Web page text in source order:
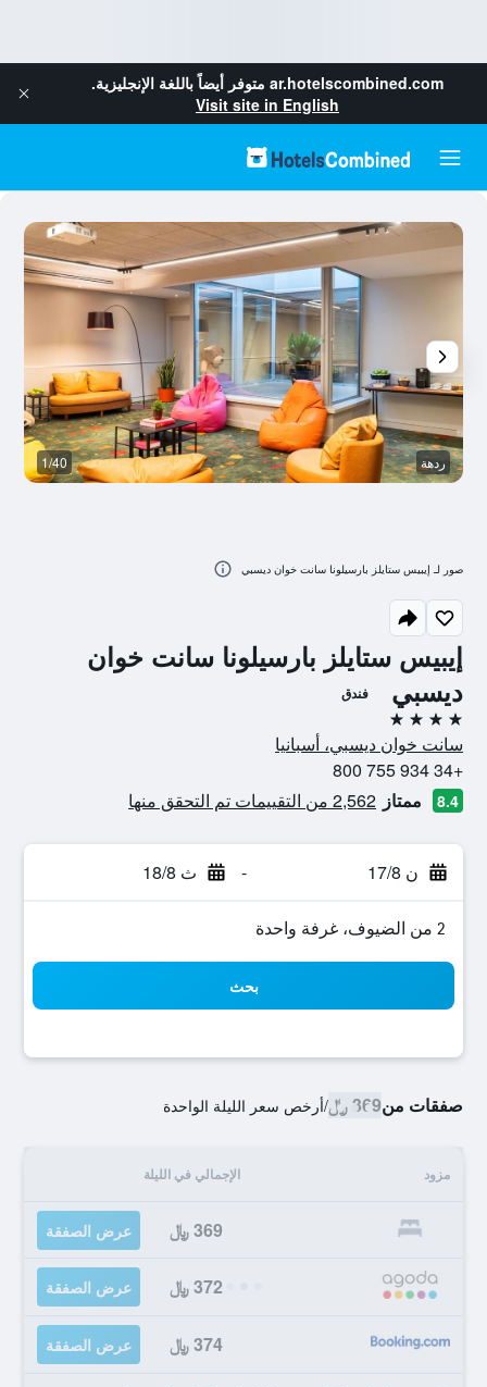
ar.hotelscombined.com متوفر أيضاً باللغة الإنجليزية.
Visit site in English
إيبيس ستايلز بارسيلونا سانت خوان
ديسبي
فندق
4 نجوم
سانت خوان ديسبي، أسبانيا
+34 934 755 800
8.4 ممتاز 2,562 من التقييمات تم التحقق منها
ن 17/8 - ث 18/8
2 من الضيوف، غرفة واحدة
بحث
صفقات من369 ﷼ /أرخص سعر الليلة الواحدة
مزود الإجمالي في الليلة
369 ﷼ عرض الصفقة
372 ﷼ عرض الصفقة
374 ﷼ عرض الصفقة
ردهة 1/40
صور لـ إيبيس ستايلز بارسيلونا سانت خوان ديسبي